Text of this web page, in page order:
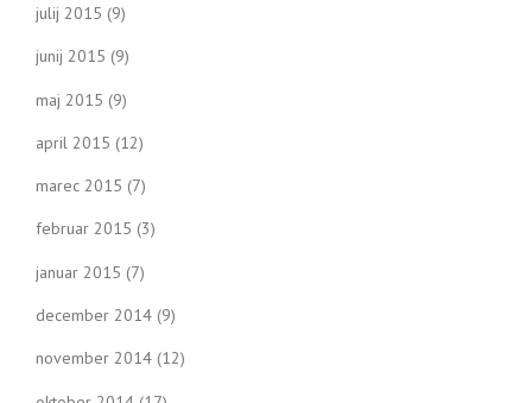
julij 2015 (9)
junij 2015 (9)
maj 2015 (9)
april 2015 (12)
marec 2015 (7)
februar 2015 (3)
januar 2015 (7)
december 2014 (9)
november 2014 (12)